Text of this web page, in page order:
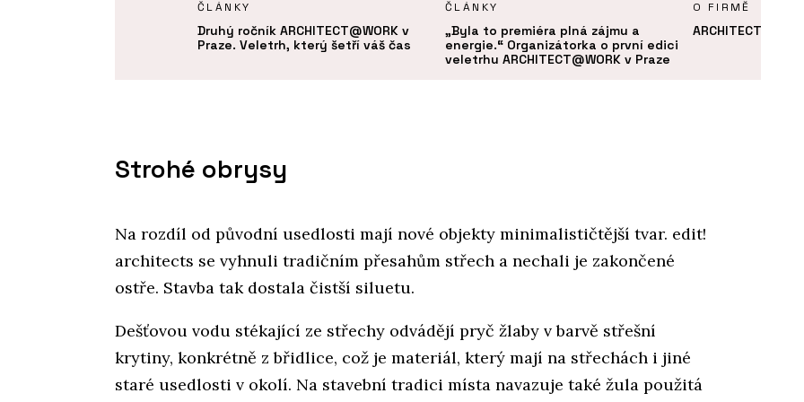
ČLÁNKY
Druhý ročník ARCHITECT@WORK v
Praze. Veletrh, který šetří váš čas
ČLÁNKY
„Byla to premiéra plná zájmu a
energie.“ Organizátorka o první edici
veletrhu ARCHITECT@WORK v Praze
O FIRMĚ
ARCHITECT@WORK
Strohé obrysy
Na rozdíl od původní usedlosti mají nové objekty minimalističtější tvar. edit!
architects se vyhnuli tradičním přesahům střech a nechali je zakončené
ostře. Stavba tak dostala čistší siluetu.
Dešťovou vodu stékající ze střechy odvádějí pryč žlaby v barvě střešní
krytiny, konkrétně z břidlice, což je materiál, který mají na střechách i jiné
staré usedlosti v okolí. Na stavební tradici místa navazuje také žula použitá